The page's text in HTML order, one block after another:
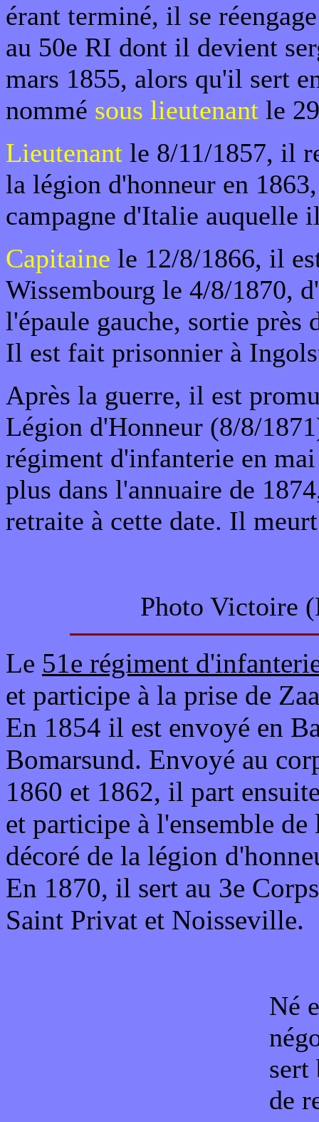
érant terminé, il se
au 50e RI dont il devient
mars 1855, alors qu'il sert
nommé sous lieutenant le
Lieutenant le 8/11/1857, il
la légion d'honneur en
campagne d'Italie auquelle
Capitaine le 12/8/1866, il
Wissembourg le 4/8/1870,
l'épaule gauche, sortie près
Il est fait prisonnier à
Après la guerre, il est
Légion d'Honneur (8/8/
régiment d'infanterie en
plus dans l'annuaire de
retraite à cette date. Il
Photo Victoire
Le 51e régiment
et participe à la prise de
En 1854 il est envoyé en
Bomarsund. Envoyé au
1860 et 1862, il part
et participe à l'ensemble de
décoré de la légion
En 1870, il sert au 3e
Saint Privat et Noisseville.
Né
sert
de